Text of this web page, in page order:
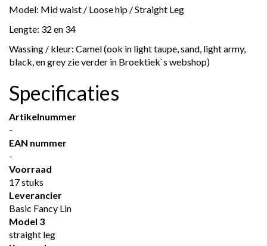
Model: Mid waist / Loose hip / Straight Leg
Lengte: 32 en 34
Wassing / kleur: Camel (ook in light taupe, sand, light army,
black, en grey zie verder in Broektiek`s webshop)
Specificaties
Artikelnummer
-
EAN nummer
-
Voorraad
17 stuks
Leverancier
Basic Fancy Lin
Model 3
straight leg